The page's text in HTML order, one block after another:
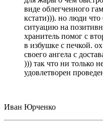
виде облегченного
кстати))). но люди
ситуацию на
хранитель помог с
в избушке с печкой.
своего ангела с
))) так что ни только
удовлетворен
Иван Юрченко